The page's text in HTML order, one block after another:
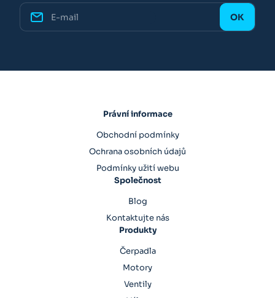
Právní informace
Obchodní podmínky
Ochrana osobních údajů
Podmínky užití webu
Společnost
Blog
Kontaktujte nás
Produkty
Čerpadla
Motory
Ventily